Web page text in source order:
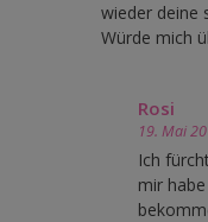
wieder deine
Würde mich
Rosi
19. Mai
Ich
mir